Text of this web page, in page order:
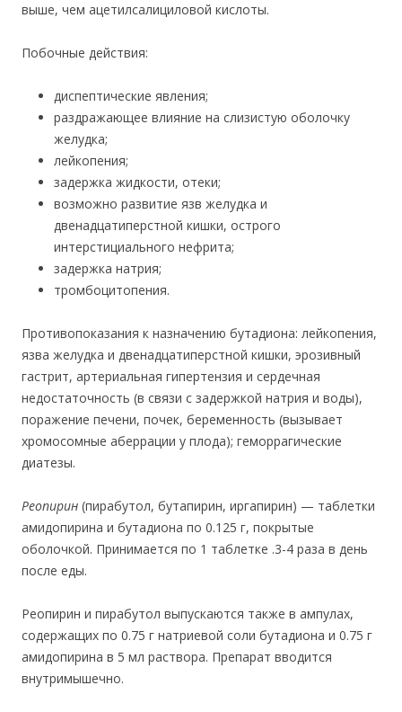
выше, чем ацетилсалициловой кислоты.
Побочные действия:
диспептические явления;
раздражающее влияние на слизистую оболочку
желудка;
лейкопения;
задержка жидкости, отеки;
возможно развитие язв желудка и
двенадцатиперстной кишки, острого
интерстициального нефрита;
задержка натрия;
тромбоцитопения.
Противопоказания к назначению бутадиона: лейкопения,
язва желудка и двенадцатиперстной кишки, эрозивный
гастрит, артериальная гипертензия и сердечная
недостаточность (в связи с задержкой натрия и воды),
поражение печени, почек, беременность (вызывает
хромосомные аберрации у плода); геморрагические
диатезы.
Реопирин (пирабутол, бутапирин, иргапирин) — таблетки
амидопирина и бутадиона по 0.125 г, покрытые
оболочкой. Принимается по 1 таблетке .3-4 раза в день
после еды.
Реопирин и пирабутол выпускаются также в ампулах,
содержащих по 0.75 г натриевой соли бутадиона и 0.75 г
амидопирина в 5 мл раствора. Препарат вводится
внутримышечно.